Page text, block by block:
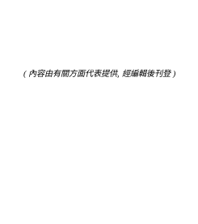
( 內容由有關方面代表提供, 經編輯後刊登 )